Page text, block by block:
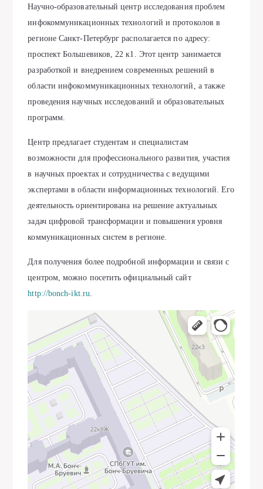
Научно-образовательный центр исследования проблем
инфокоммуникационных технологий и протоколов в
регионе Санкт-Петербург располагается по адресу:
проспект Большевиков, 22 к1. Этот центр занимается
разработкой и внедрением современных решений в
области инфокоммуникационных технологий, а также
проведения научных исследований и образовательных
программ.
Центр предлагает студентам и специалистам
возможности для профессионального развития, участия
в научных проектах и сотрудничества с ведущими
экспертами в области информационных технологий. Его
деятельность ориентирована на решение актуальных
задач цифровой трансформации и повышения уровня
коммуникационных систем в регионе.
Для получения более подробной информации и связи с
центром, можно посетить официальный сайт
http://bonch-ikt.ru.